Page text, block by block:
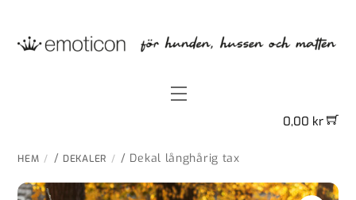
content
Menu
0,00 kr
HEM / DEKALER / Dekal långhårig tax